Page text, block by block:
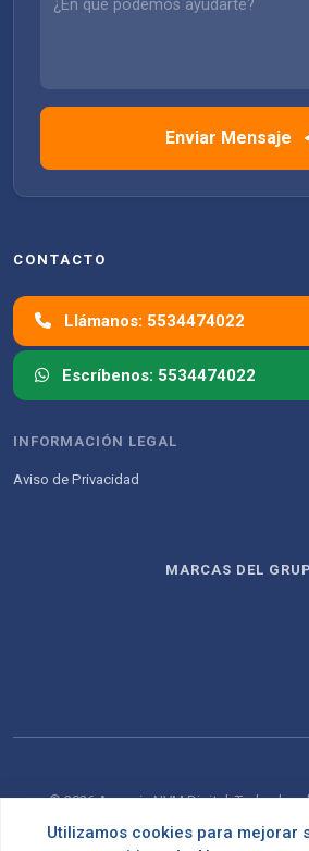
Enviar Mensaje
CONTACTO
Llámanos: 5534474022
Escríbenos: 5534474022
INFORMACIÓN LEGAL
Aviso de Privacidad
MARCAS DEL
© 2026 Agencia NVM Digital. Todos los
Desarrollado con por
Utilizamos cookies para mejorar